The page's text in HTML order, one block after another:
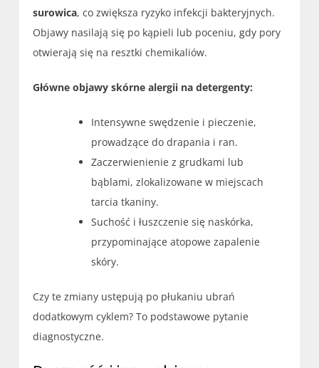
surowica, co zwiększa ryzyko infekcji bakteryjnych.
Objawy nasilają się po kąpieli lub poceniu, gdy pory
otwierają się na resztki chemikaliów.
Główne objawy skórne alergii na detergenty:
Intensywne swędzenie i pieczenie,
prowadzące do drapania i ran.
Zaczerwienienie z grudkami lub
bąblami, zlokalizowane w miejscach
tarcia tkaniny.
Suchość i łuszczenie się naskórka,
przypominające atopowe zapalenie
skóry.
Czy te zmiany ustępują po płukaniu ubrań
dodatkowym cyklem? To podstawowe pytanie
diagnostyczne.